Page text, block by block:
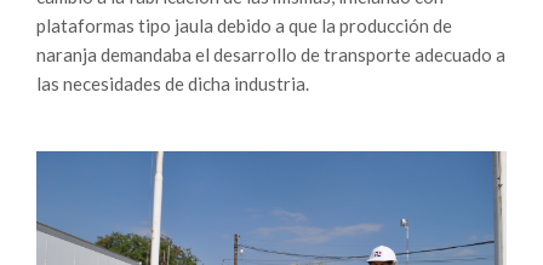
plataformas tipo jaula debido a que la producción de
naranja demandaba el desarrollo de transporte adecuado a
las necesidades de dicha industria.